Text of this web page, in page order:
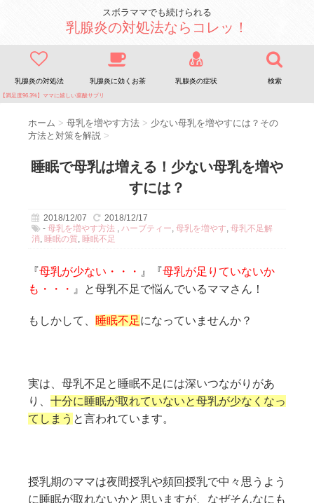
スボラママでも続けられる
乳腺炎の対処法ならコレッ！
乳腺炎の対処法 乳腺炎に効くお茶 乳腺炎の症状 検索
【満足度96.3%】ママに嬉しい葉酸サプリ
ホーム > 母乳を増やす方法 > 少ない母乳を増やすには？その
方法と対策を解説 >
睡眠で母乳は増える！少ない母乳を増や
すには？
2018/12/07
2018/12/17
- 母乳を増やす方法 , ハーブティー, 母乳を増やす, 母乳不足解
消, 睡眠の質, 睡眠不足
『母乳が少ない・・・ 』『母乳が足りていないか
も・・・ 』と母乳不足で悩んでいるママさん！
もしかして、 睡眠不足になっていませんか？
実は、母乳不足と睡眠不足には深いつながりがあ
り、 十分に睡眠が取れていないと母乳が少なくなっ
てしまう と言われています。
授乳期のママは夜間授乳や頻回授乳で中々思うよう
に睡眠が取れないかと思いますが、なぜそんなにも